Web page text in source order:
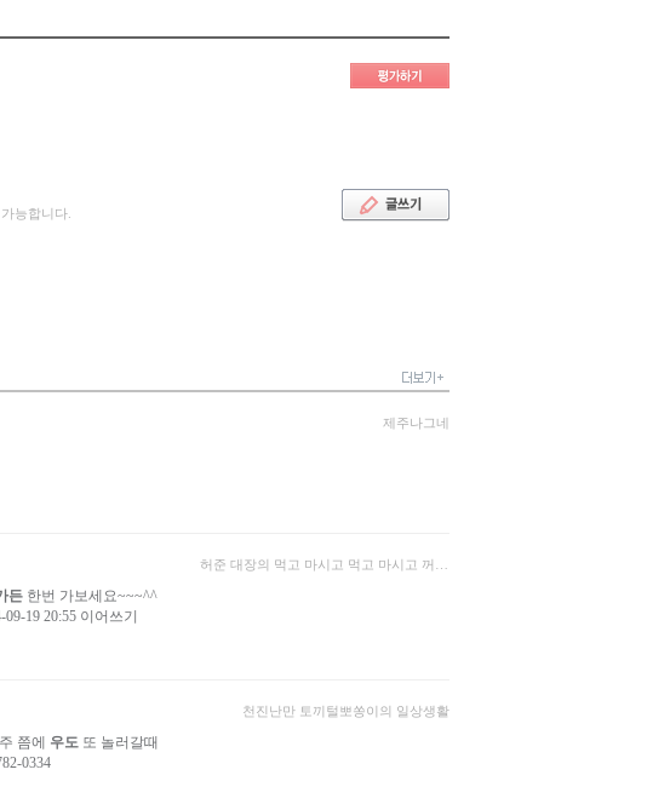
능합니다.
제주나그네
든 한번 가보세요~~~^^
19 20:55 이어쓰기
쯤에 우도 또 놀러갈때
0334
천진난만 토끼털뽀쏭이의 일상생활